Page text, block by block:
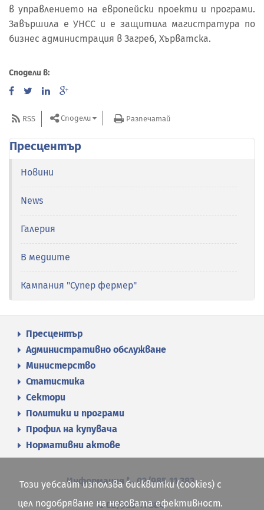
в управлението на европейски проекти и програми.
Завършила е УНСС и е защитила магистратура по
бизнес администрация в Загреб, Хърватска.
Сподели в:
RSS Сподели Разпечатай
Пресцентър
Новини
News
Галерия
В медиите
Кампания "Супер фермер"
Пресцентър
Административно обслужване
Министерство
Статистика
Сектори
Политики и програми
Профил на купувача
Нормативни актове
Информация 02/985 11 383
02/985 11 384
Този уебсайт използва бисквитки (cookies) с
цел подобряване на неговата ефективност.